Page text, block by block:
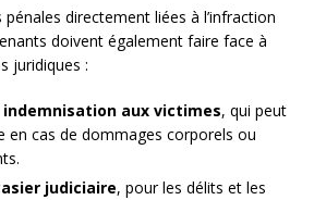
directement liées à l’infraction
doivent également faire face à
juridiques :
indemnisation aux victimes, qui peut
en cas de dommages corporels ou
judiciaire, pour les délits et les